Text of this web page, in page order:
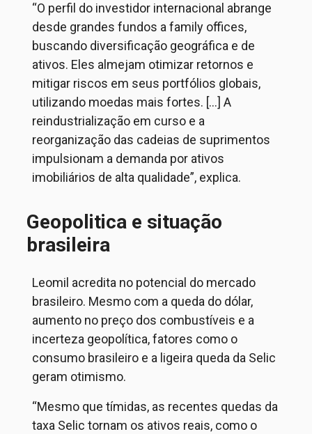
“O perfil do investidor internacional abrange
desde grandes fundos a family offices,
buscando diversificação geográfica e de
ativos. Eles almejam otimizar retornos e
mitigar riscos em seus portfólios globais,
utilizando moedas mais fortes. [...] A
reindustrialização em curso e a
reorganização das cadeias de suprimentos
impulsionam a demanda por ativos
imobiliários de alta qualidade”, explica.
Geopolitica e situação
brasileira
Leomil acredita no potencial do mercado
brasileiro. Mesmo com a queda do dólar,
aumento no preço dos combustíveis e a
incerteza geopolítica, fatores como o
consumo brasileiro e a ligeira queda da Selic
geram otimismo.
“Mesmo que tímidas, as recentes quedas da
taxa Selic tornam os ativos reais, como o